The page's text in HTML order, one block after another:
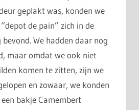
geplakt was, konden we
de pain” zich in de
We hadden daar nog
maar omdat we ook niet
komen te zitten, zijn we
en zowaar, we konden
bakje Camembert